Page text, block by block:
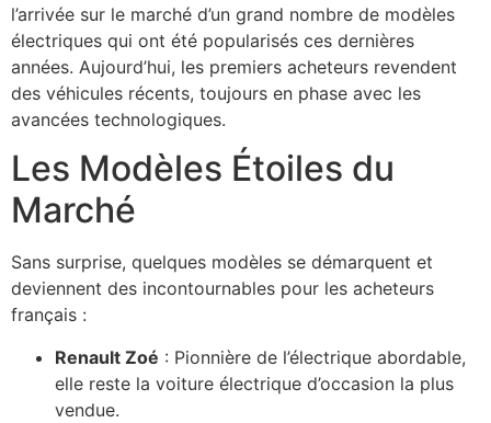
l’arrivée sur le marché d’un grand nombre de modèles
électriques qui ont été popularisés ces dernières
années. Aujourd’hui, les premiers acheteurs revendent
des véhicules récents, toujours en phase avec les
avancées technologiques.
Les Modèles Étoiles du
Marché
Sans surprise, quelques modèles se démarquent et
deviennent des incontournables pour les acheteurs
français :
Renault Zoé : Pionnière de l’électrique abordable,
elle reste la voiture électrique d’occasion la plus
vendue.